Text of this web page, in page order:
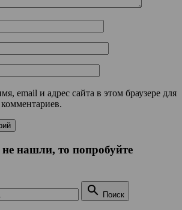
email и адрес сайта в этом браузере для
нашли, то попробуйте
 Поиск